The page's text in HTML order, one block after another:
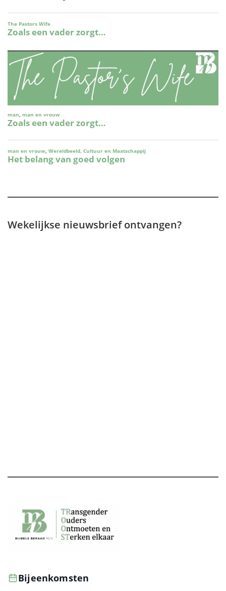
Wekelijkse nieuwsbrief ontvangen?
Bijeenkomsten